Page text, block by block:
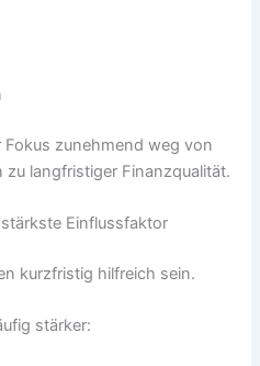
zunehmend weg von
langfristiger Finanzqualität.
Einflussfaktor
kurzfristig hilfreich sein.
stärker: